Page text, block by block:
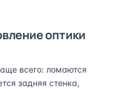
оптики
всего: ломаются
задняя стенка,